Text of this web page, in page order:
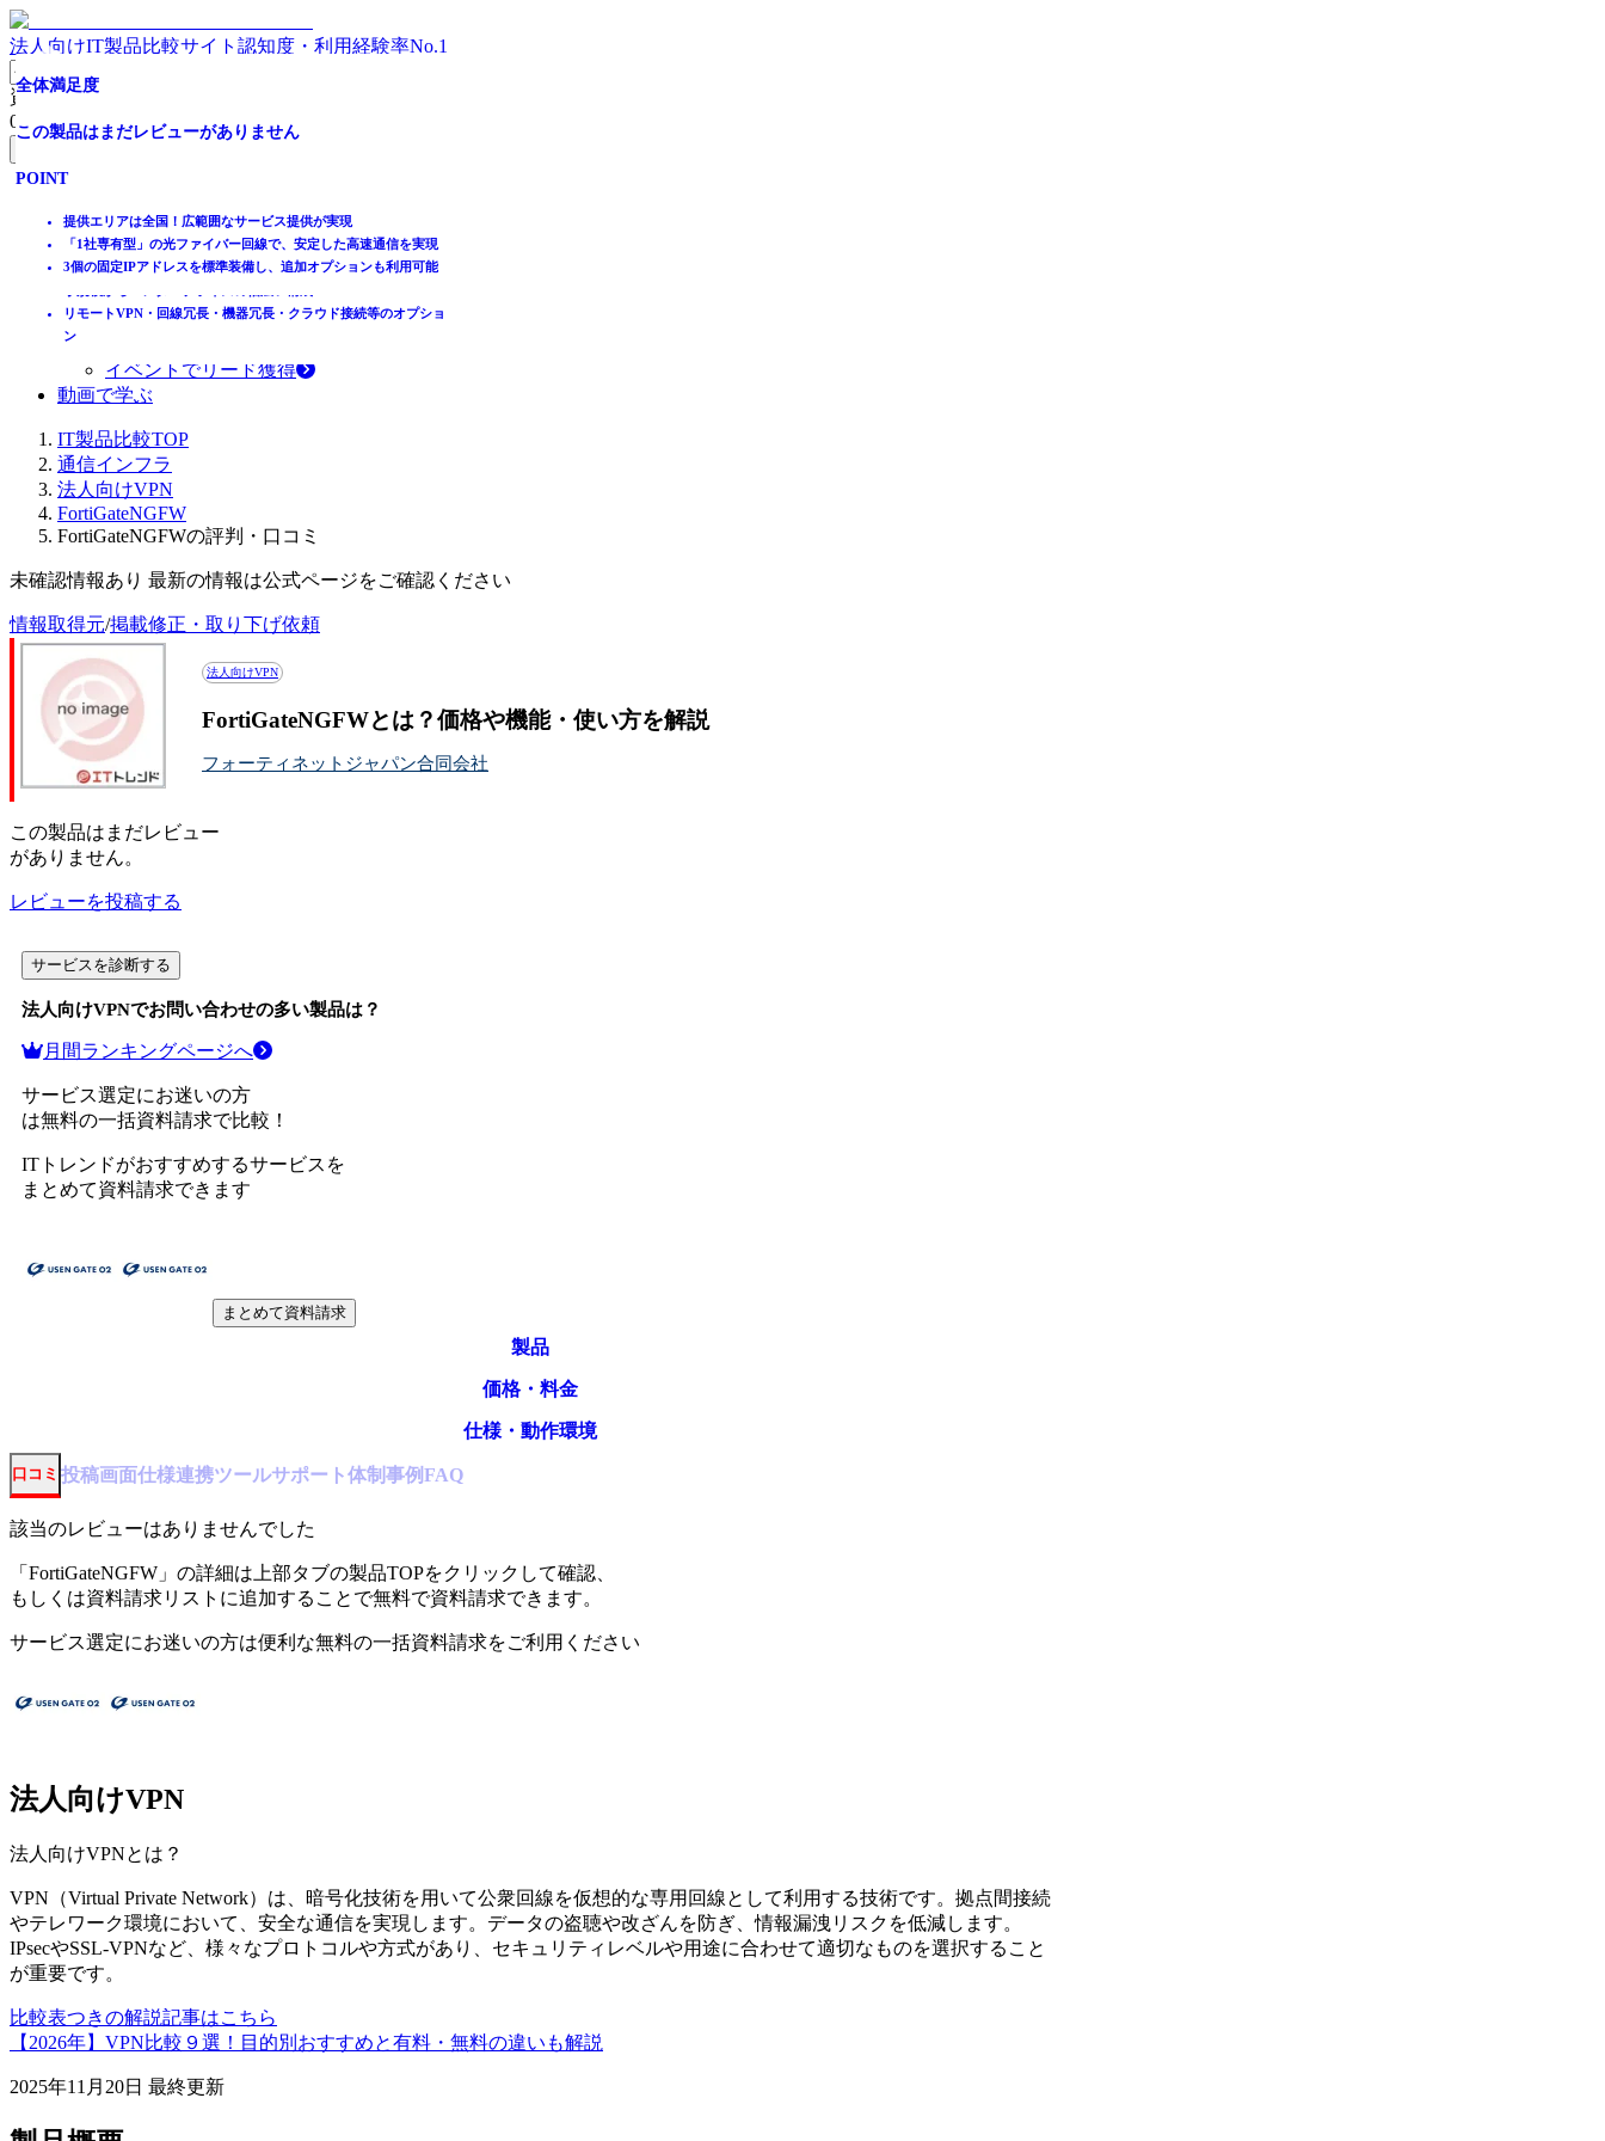
法人向けIT製品比較サイト 認知度・利用経験率No.1
資料請求リスト
0件
製品を探す
ランキングから探す
記事を読む
はじめての方へ
掲載について
イベントでリード獲得
動画で学ぶ
IT製品比較TOP
通信インフラ
法人向けVPN
FortiGateNGFW
FortiGateNGFWの評判・口コミ
未確認情報あり 最新の情報は公式ページをご確認ください
情報取得元/掲載修正・取り下げ依頼
法人向けVPN
FortiGateNGFWとは？価格や機能・使い方を解説
フォーティネットジャパン合同会社
この製品はまだレビュー
がありません。
レビューを投稿する
サービスを診断する
法人向けVPNでお問い合わせの多い製品は？
月間ランキングページへ
サービス選定にお迷いの方
は無料の一括資料請求で比較！
ITトレンドがおすすめするサービスを
まとめて資料請求できます
まとめて資料請求
製品
価格・料金
仕様・動作環境
口コミ 投稿画面仕様連携ツールサポート体制 事例FAQ
該当のレビューはありませんでした
「 FortiGateNGFW 」の詳細は上部タブの製品TOPをクリックして確認、
もしくは資料請求リストに追加することで無料で資料請求できます。
サービス選定にお迷いの方は便利な無料の一括資料請求をご利用ください
豊富な機器ラインナップから最適なVPNを構築
全体満足度
この製品はまだレビューがありません
POINT
複数キャリアの回線・機器をワンストップでご提供
リモートVPN・回線冗長・機器冗長・クラウド接続等のオプショ
ン
全体満足度
この製品はまだレビューがありません
POINT
提供エリアは全国！広範囲なサービス提供が実現
「1社専有型」の光ファイバー回線で、安定した高速通信を実現
3個の固定IPアドレスを標準装備し、追加オプションも利用可能
法人向けVPN
法人向けVPNとは？
VPN（Virtual Private Network）は、暗号化技術を用いて公衆回線を仮想的な専用回線として利用する技術です。拠点間接続
やテレワーク環境において、安全な通信を実現します。データの盗聴や改ざんを防ぎ、情報漏洩リスクを低減します。
IPsecやSSL-VPNなど、様々なプロトコルや方式があり、セキュリティレベルや用途に合わせて適切なものを選択すること
が重要です。
比較表つきの解説記事はこちら
【2026年】VPN比較９選！目的別おすすめと有料・無料の違いも解説
2025年11月20日 最終更新